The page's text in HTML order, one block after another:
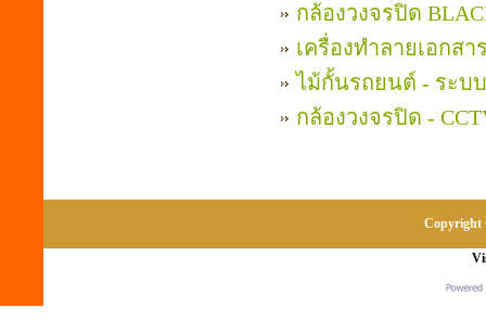
กล้องวงจรปิด
เครื่องทำลายเอกสา
ไม้กั้นรถยนต์ - ระบ
กล้องวงจรปิด -
Copyright